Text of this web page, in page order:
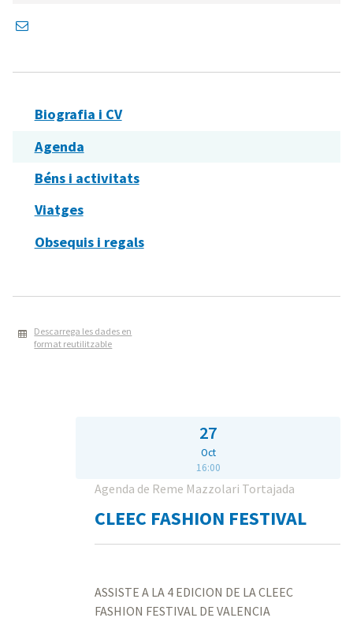
Biografia i CV
Agenda
Béns i activitats
Viatges
Obsequis i regals
Descarrega les dades en
format reutilitzable
27
Oct
16:00
Agenda de Reme Mazzolari Tortajada
CLEEC FASHION FESTIVAL
ASSISTE A LA 4 EDICION DE LA CLEEC
FASHION FESTIVAL DE VALENCIA